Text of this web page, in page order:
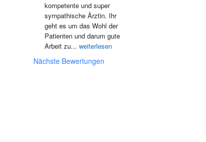
kompetente und super
sympathische Ärztin. Ihr
geht es um das Wohl der
Patienten und darum gute
Arbeit zu... weiterlesen
Nächste Bewertungen